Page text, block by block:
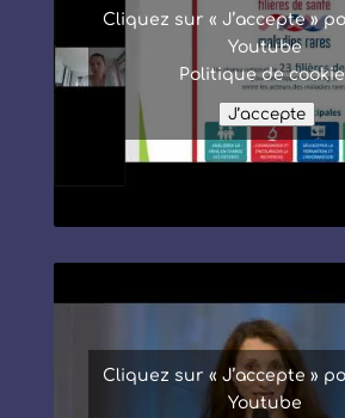
Cliquez sur « J’accepte »
Youtube
Politique de
J’accepte
Cliquez sur « J’accepte »
Youtube